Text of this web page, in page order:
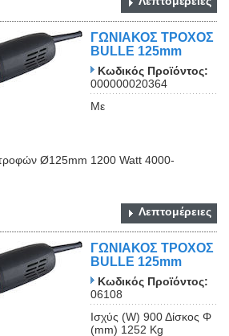
ΓΩΝΙΑΚΟΣ ΤΡΟΧΟΣ
BULLE 125mm
Κωδικός Προϊόντος:
000000020364
Με
Ø125mm 1200 Watt 4000-
Λεπτομέρειες
ΓΩΝΙΑΚΟΣ ΤΡΟΧΟΣ
BULLE 125mm
Κωδικός Προϊόντος:
06108
Ισχύς (W) 900 Δίσκος Φ
(mm) 1252 Kg